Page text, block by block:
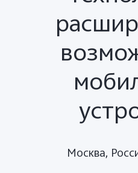
Москва,